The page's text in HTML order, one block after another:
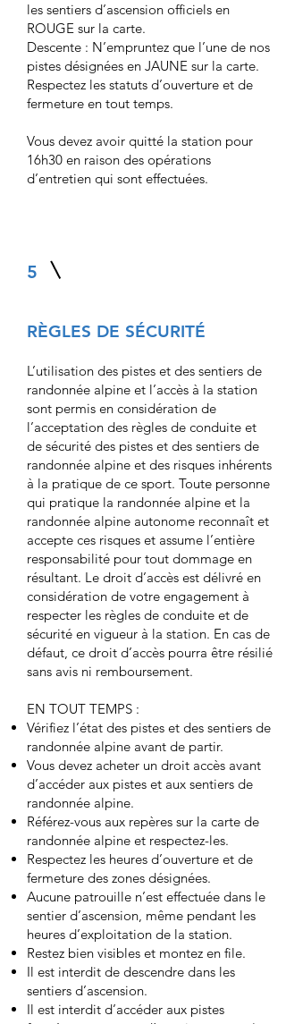
les sentiers d’ascension officiels en
ROUGE sur la carte.
Descente : N’empruntez que l’une de nos
pistes désignées en JAUNE sur la carte.
Respectez les statuts d’ouverture et de
fermeture en tout temps.
Vous devez avoir quitté la station pour
16h30 en raison des opérations
d’entretien qui sont effectuées.
5
RÈGLES DE SÉCURITÉ
L’utilisation des pistes et des sentiers de
randonnée alpine et l’accès à la station
sont permis en considération de
l’acceptation des règles de conduite et
de sécurité des pistes et des sentiers de
randonnée alpine et des risques inhérents
à la pratique de ce sport. Toute personne
qui pratique la randonnée alpine et la
randonnée alpine autonome reconnaît et
accepte ces risques et assume l’entière
responsabilité pour tout dommage en
résultant. Le droit d’accès est délivré en
considération de votre engagement à
respecter les règles de conduite et de
sécurité en vigueur à la station. En cas de
défaut, ce droit d’accès pourra être résilié
sans avis ni remboursement.
EN TOUT TEMPS :
Vérifiez l’état des pistes et des sentiers de
randonnée alpine avant de partir.
Vous devez acheter un droit accès avant
d’accéder aux pistes et aux sentiers de
randonnée alpine.
Référez-vous aux repères sur la carte de
randonnée alpine et respectez-les.
Respectez les heures d’ouverture et de
fermeture des zones désignées.
Aucune patrouille n’est effectuée dans le
sentier d’ascension, même pendant les
heures d’exploitation de la station.
Restez bien visibles et montez en file.
Il est interdit de descendre dans les
sentiers d’ascension.
Il est interdit d’accéder aux pistes